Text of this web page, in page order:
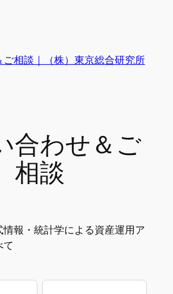
ご相談｜（株）東京総合研究所
合わせ＆ご
相談
報・統計学による資産運用ア
て
名